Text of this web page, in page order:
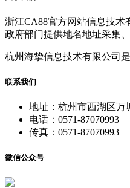
浙江CA88官方网站信息技术
政府部门提供地名地址采集
杭州海挚信息技术有限公司
联系我们
地址：杭州市西湖区万
电话：0571-87070993
传真：0571-87070993
微信公众号